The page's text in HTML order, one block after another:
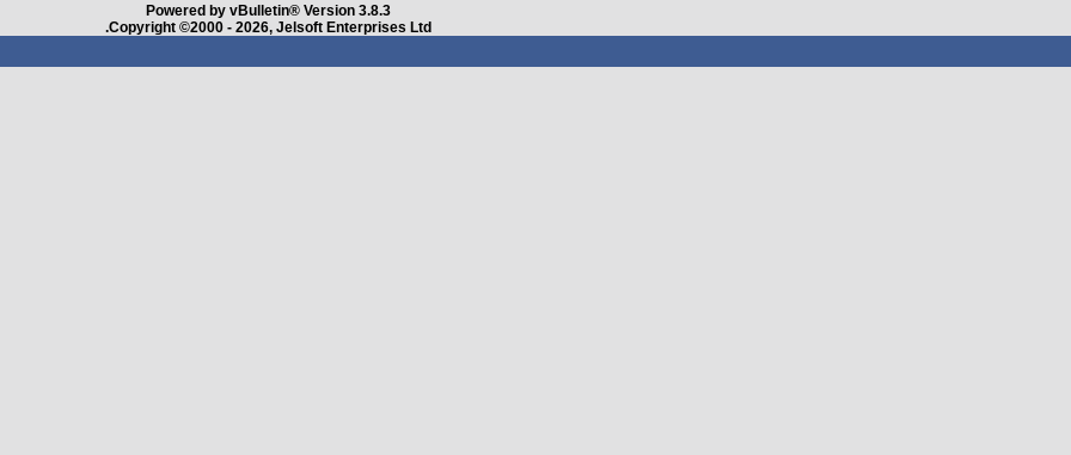
Powered by vBulletin® Version 3.8.3
Copyright ©2000 - 2026, Jelsoft Enterprises Ltd.